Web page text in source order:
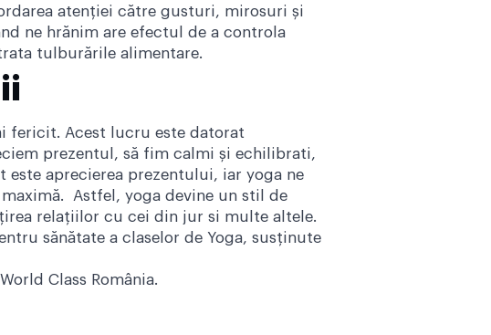
atenției către gusturi, mirosuri și
ne hrănim are efectul de a controla
tulburările alimentare.
fericit. Acest lucru este datorat
prezentul, să fim calmi și echilibrati,
aprecierea prezentului, iar yoga ne
Astfel, yoga devine un stil de
relațiilor cu cei din jur si multe altele.
sănătate a claselor de Yoga, susținute
Class România.